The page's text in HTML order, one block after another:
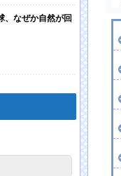
、なぜか自然が回